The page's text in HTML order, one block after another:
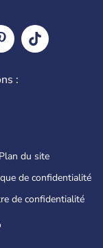
:
Plan du site
de confidentialité
de confidentialité